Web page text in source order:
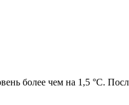
более чем на 1,5 °С.